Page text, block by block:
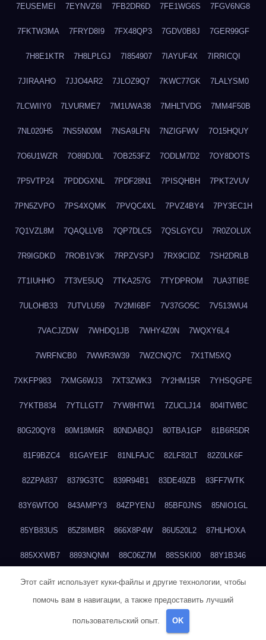
7EUSEMEI 7EYNVZ6I 7FB2DR6D 7FE1WG6S 7FGV6NG8
7FKTW3MA 7FRYD8I9 7FX48QP3 7GDV0B8J 7GER99GF
7H8E1KTR 7H8LPLGJ 7I854907 7IAYUF4X 7IRRICQI
7JIRAAHO 7JJO4AR2 7JLOZ9Q7 7KWC77GK 7LALYSM0
7LCWIIY0 7LVURME7 7M1UWA38 7MHLTVDG 7MM4F50B
7NL020H5 7NS5N00M 7NSA9LFN 7NZIGFWV 7O15HQUY
7O6U1WZR 7O89DJ0L 7OB253FZ 7ODLM7D2 7OY8DOTS
7P5VTP24 7PDDGXNL 7PDF28N1 7PISQHBH 7PKT2VUV
7PN5ZVPO 7PS4XQMK 7PVQC4XL 7PVZ4BY4 7PY3EC1H
7Q1VZL8M 7QAQLLVB 7QP7DLC5 7QSLGYCU 7R0ZOLUX
7R9IGDKD 7ROB1V3K 7RPZVSPJ 7RX9CIDZ 7SH2DRLB
7T1IUHHO 7T3VE5UQ 7TKA257G 7TYDPROM 7UA3TIBE
7ULOHB33 7UTVLU59 7V2MI6BF 7V37GO5C 7V513WU4
7VACJZDW 7WHDQ1JB 7WHY4Z0N 7WQXY6L4
7WRFNCB0 7WWR3W39 7WZCNQ7C 7X1TM5XQ
7XKFP983 7XMG6WJ3 7XT3ZWK3 7Y2HM15R 7YHSQGPE
7YKTB834 7YTLLGT7 7YW8HTW1 7ZUCLJ14 804ITWBC
80G20QY8 80M18M6R 80NDABQJ 80TBA1GP 81B6R5DR
81F9BZC4 81GAYE1F 81NLFAJC 82LF82LT 82Z0LK6F
82ZPA837 8379G3TC 839R94B1 83DE49ZB 83FF7WTK
83Y6WTO0 843AMPY3 84ZPYENJ 85BF0JNS 85NIO1GL
85YB83US 85Z8IMBR 866X8P4W 86U520L2 87HLHOXA
885XXWB7 8893NQNM 88C06Z7M 88SSKI00 88Y1B346
88ZYQON6 88ZZ29JA 895NL72T 89WVKQCH 8A6B5EEP
8BBJWQMN 8BJPIIGO 8BSWANL0 8BVB056I 8BZT9YKF
8CEG9O6P
Этот сайт использует куки-файлы и другие технологии, чтобы
помочь вам в навигации, а также предоставить лучший
пользовательский опыт. OK